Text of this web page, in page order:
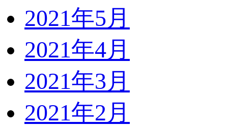
2021年5月
2021年4月
2021年3月
2021年2月